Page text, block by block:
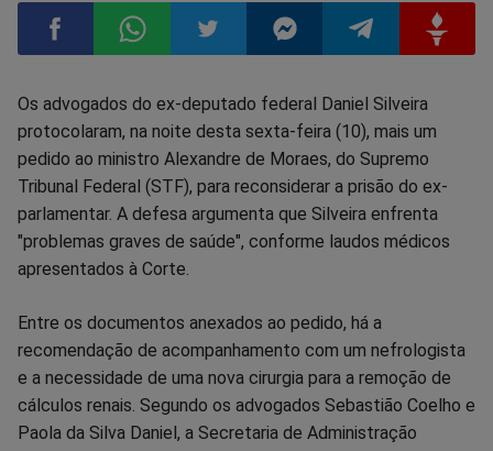
Compartilhar
no
Facebook
Compartilhar
no
Whatsapp
Compartilhar
no
Twitter
Compartilhar
no
Messenger
Compartilhar
no
Telegram
no
Gettr
Os advogados do ex-deputado federal Daniel Silveira
protocolaram, na noite desta sexta-feira (10), mais um
pedido ao ministro Alexandre de Moraes, do Supremo
Tribunal Federal (STF), para reconsiderar a prisão do ex-
parlamentar. A defesa argumenta que Silveira enfrenta
"problemas graves de saúde", conforme laudos médicos
apresentados à Corte.
Entre os documentos anexados ao pedido, há a
recomendação de acompanhamento com um nefrologista
e a necessidade de uma nova cirurgia para a remoção de
cálculos renais. Segundo os advogados Sebastião Coelho e
Paola da Silva Daniel, a Secretaria de Administração